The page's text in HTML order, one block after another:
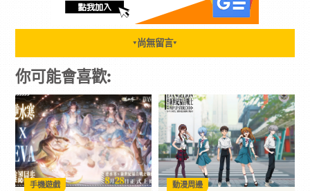
▼ 尚無留言▼
你可能會喜歡:
手機遊戲 動漫周邊